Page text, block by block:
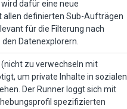
dafür eine neue
definierten Sub-Aufträgen
für die Filterung nach
Datenexplorern.
(nicht zu verwechseln mit
um private Inhalte in sozialen
Der Runner loggt sich mit
spezifizierten